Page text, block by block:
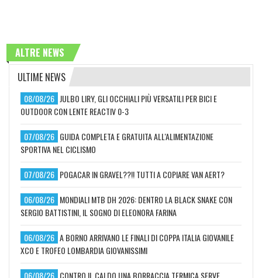
ALTRE NEWS
ULTIME NEWS
08/08/26 JULBO LIRY, GLI OCCHIALI PIÙ VERSATILI PER BICI E
OUTDOOR CON LENTE REACTIV 0-3
07/08/26 GUIDA COMPLETA E GRATUITA ALL'ALIMENTAZIONE
SPORTIVA NEL CICLISMO
07/08/26 POGACAR IN GRAVEL??!! TUTTI A COPIARE VAN AERT?
06/08/26 MONDIALI MTB DH 2026: DENTRO LA BLACK SNAKE CON
SERGIO BATTISTINI, IL SOGNO DI ELEONORA FARINA
06/08/26 A BORNO ARRIVANO LE FINALI DI COPPA ITALIA GIOVANILE
XCO E TROFEO LOMBARDIA GIOVANISSIMI
06/08/26 CONTRO IL CALDO UNA BORRACCIA TERMICA SERVE